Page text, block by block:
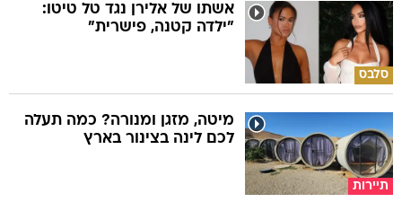
סלבס
אשתו של אלירן נגד טל טיטו:
"ילדה קטנה, פישרית"
תיירות
מיטה, מזגן ומנורה? כמה תעלה
לכם לינה בצינור בארץ